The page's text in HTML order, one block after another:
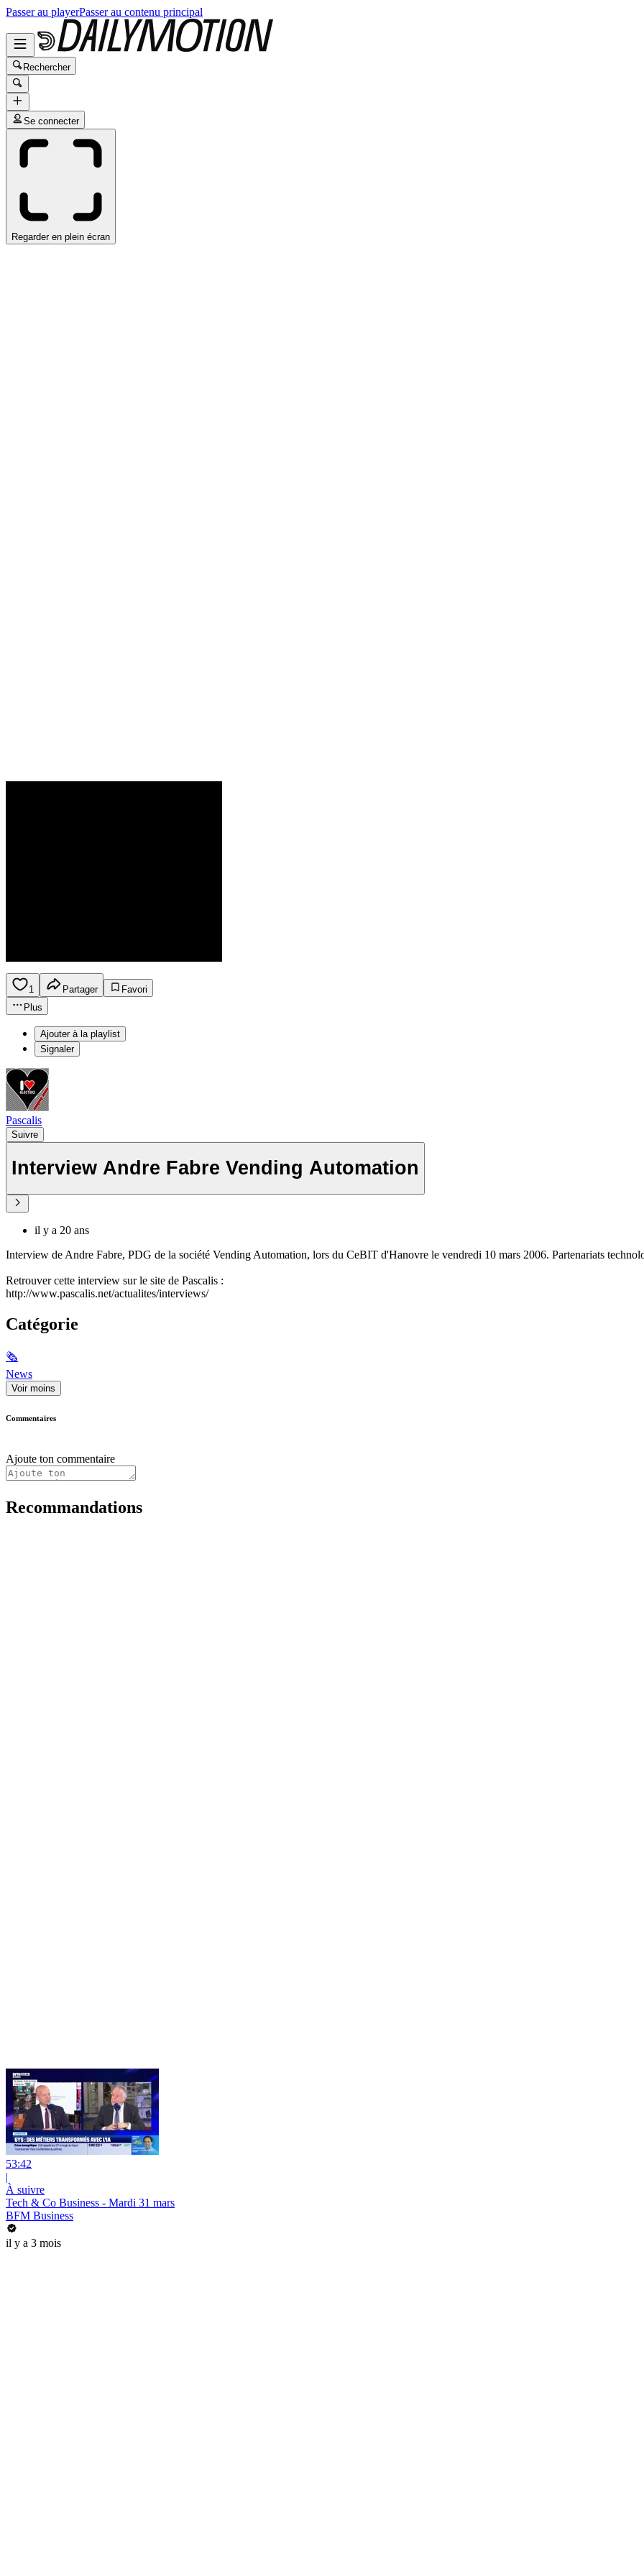
Passer au playerPasser au contenu principal
Rechercher
Se connecter
Regarder en plein écran
1 Partager
Favori
Plus
Ajouter à la playlist
Signaler
Pascalis
Suivre
Interview Andre Fabre Vending Automation
il y a 20 ans
Interview de Andre Fabre, PDG de la société Vending Automation, lors du CeBIT d'Hanovre le vendredi 10 mars 2006. Partenariats
Retrouver cette interview sur le site de Pascalis :
http://www.pascalis.net/actualites/interviews/
Catégorie
🗞
News
Voir moins
Commentaires
Ajoute ton commentaire
Recommandations
53:42
|
À suivre
Tech & Co Business - Mardi 31 mars
BFM Business
il y a 3 mois